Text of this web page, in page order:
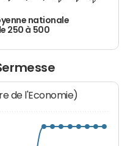
nationale
250 à 500
de l'Economie)